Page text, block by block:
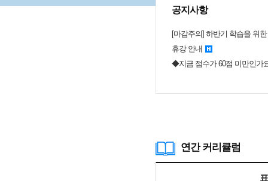
공지사항
휴강 안내
◆지금 점수가 60점 미만인가
연간 커리큘럼